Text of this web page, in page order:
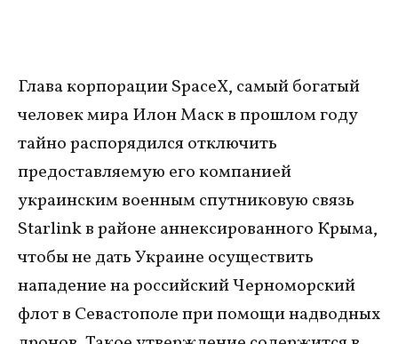
Глава корпорации SpaceX, самый богатый
человек мира Илон Маск в прошлом году
тайно распорядился отключить
предоставляемую его компанией
украинским военным спутниковую связь
Starlink в районе аннексированного Крыма,
чтобы не дать Украине осуществить
нападение на российский Черноморский
флот в Севастополе при помощи надводных